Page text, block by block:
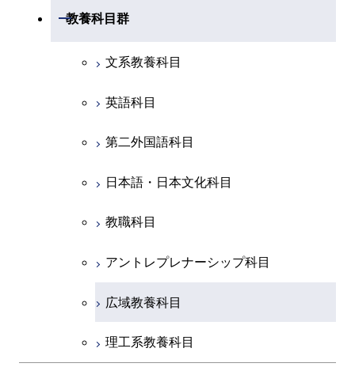
共通専門科目
共通専門科目
融合理工学系
初年次専門科目
創造プロセス科目
共通専門科目
工学院，物質理工学院，環境・社会
教養科目群
開閉
文系教養科目
英語科目
第二外国語科目
日本語・日本文化科目
教職科目
アントレプレナーシップ科目
広域教養科目
理工系教養科目